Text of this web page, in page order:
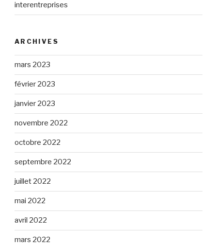
interentreprises
ARCHIVES
mars 2023
février 2023
janvier 2023
novembre 2022
octobre 2022
septembre 2022
juillet 2022
mai 2022
avril 2022
mars 2022